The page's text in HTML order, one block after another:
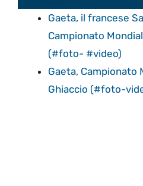
Gaeta, il francese
Campionato
(#foto- #video)
Gaeta, Campionato
Ghiaccio (#foto-